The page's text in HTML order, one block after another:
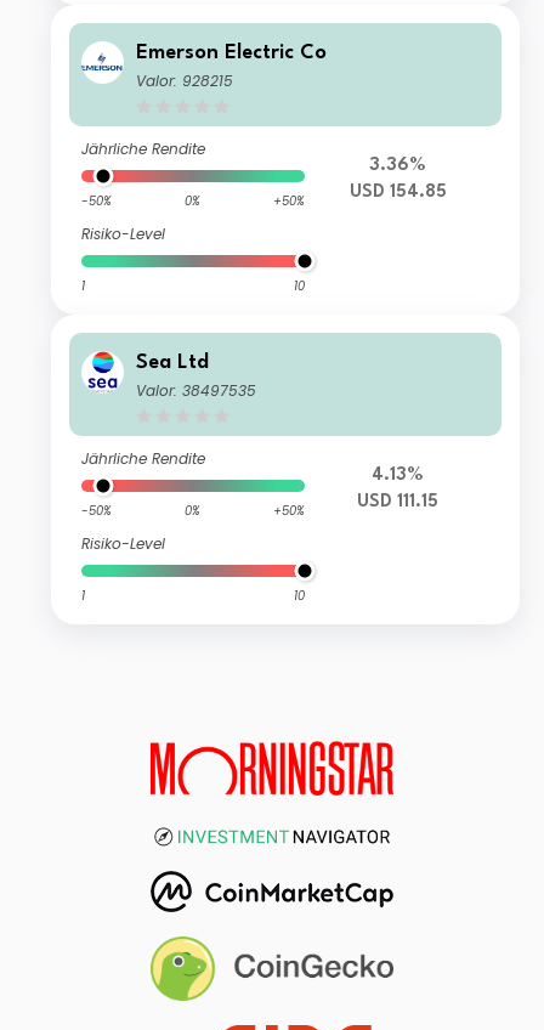
Emerson Electric Co
Valor: 928215
Jährliche Rendite
-50% 0% +50%
Risiko-Level
1 10
3.36%
USD 154.85
Sea Ltd
Valor: 38497535
Jährliche Rendite
-50% 0% +50%
Risiko-Level
1 10
4.13%
USD 111.15